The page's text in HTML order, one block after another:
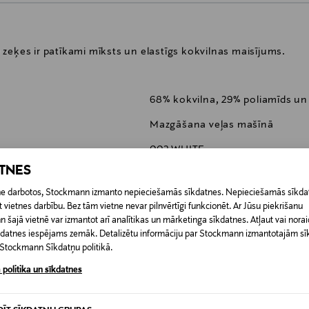
darbotos, Stockmann izmanto nepieciešamās sīkdatnes. Nepieciešamās
vietnes darbību. Bez tām vietne nevar pilnvērtīgi funkcionēt. Ar Jūsu piekrišanu
šajā vietnē var izmantot arī analītikas un mārketinga sīkdatnes. Atļaut vai
iespējams zemāk. Detalizētu informāciju par Stockmann izmantotajām
Sīkdatņu politikā.
politika un sīkdatnes
ir patīkami mīksts un elastīgs kokvilnas maisījums.
68% kokvilna, 29% poliamīds
Mazgāšana veļas mašīnā
002 WHITE
701218767
Calvin Klein Europe B.V.
Danzigerkade 165, 1013 AP